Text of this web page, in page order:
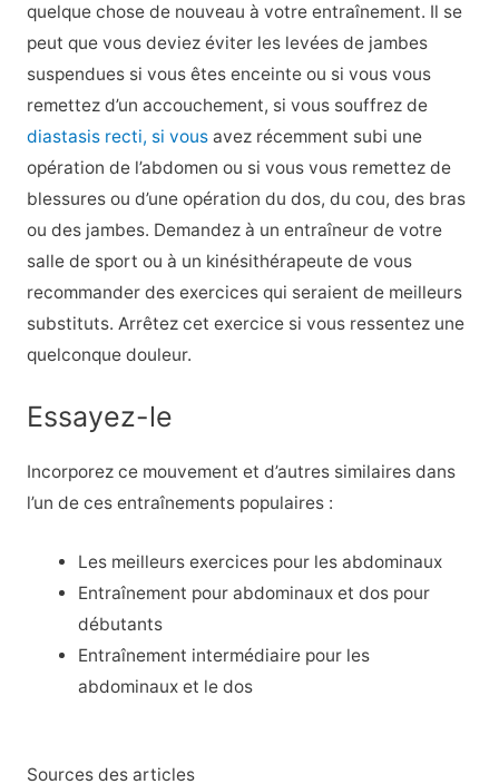
quelque chose de nouveau à votre entraînement. Il se
peut que vous deviez éviter les levées de jambes
suspendues si vous êtes enceinte ou si vous vous
remettez d’un accouchement, si vous souffrez de
diastasis recti, si vousavez récemment subi une
opération de l’abdomen ou si vous vous remettez de
blessures ou d’une opération du dos, du cou, des bras
ou des jambes. Demandez à un entraîneur de votre
salle de sport ou à un kinésithérapeute de vous
recommander des exercices qui seraient de meilleurs
substituts. Arrêtez cet exercice si vous ressentez une
quelconque douleur.
Essayez-le
Incorporez ce mouvement et d’autres similaires dans
l’un de ces entraînements populaires :
Les meilleurs exercices pour les abdominaux
Entraînement pour abdominaux et dos pour
débutants
Entraînement intermédiaire pour les
abdominaux et le dos
Sources des articles